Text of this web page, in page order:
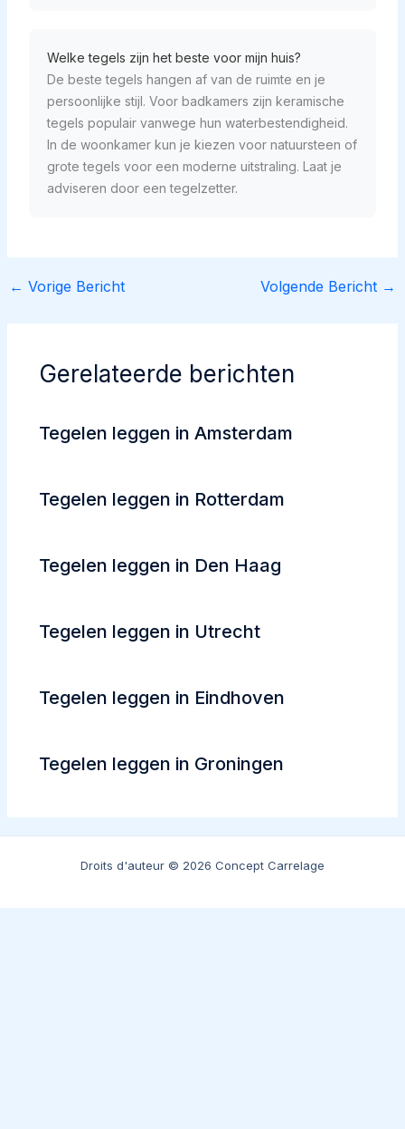
Welke tegels zijn het beste voor mijn huis?
De beste tegels hangen af van de ruimte en je
persoonlijke stijl. Voor badkamers zijn keramische
tegels populair vanwege hun waterbestendigheid.
In de woonkamer kun je kiezen voor natuursteen of
grote tegels voor een moderne uitstraling. Laat je
adviseren door een tegelzetter.
← Vorige Bericht Volgende Bericht →
Gerelateerde berichten
Tegelen leggen in Amsterdam
Tegelen leggen in Rotterdam
Tegelen leggen in Den Haag
Tegelen leggen in Utrecht
Tegelen leggen in Eindhoven
Tegelen leggen in Groningen
Droits d'auteur © 2026 Concept Carrelage